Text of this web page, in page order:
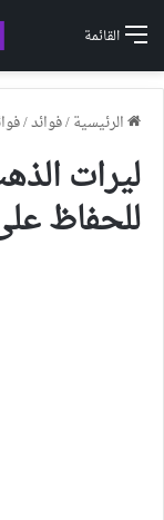
القائمة
الرئيسية/فوائد/
ليرات
للحفاظ